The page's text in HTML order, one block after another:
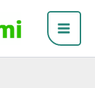
رفتن
محتوا
Main
Menu